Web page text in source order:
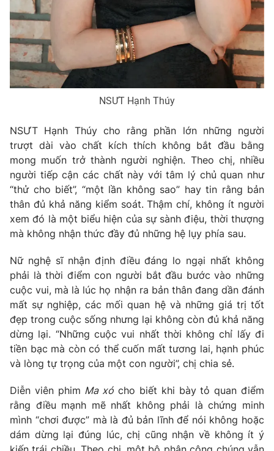
NSƯT Hạnh Thúy
NSƯT Hạnh Thúy cho rằng phần lớn những người
trượt dài vào chất kích thích không bắt đầu bằng
mong muốn trở thành người nghiện. Theo chị, nhiều
người tiếp cận các chất này với tâm lý chủ quan như
“thử cho biết”, “một lần không sao” hay tin rằng bản
thân đủ khả năng kiểm soát. Thậm chí, không ít người
xem đó là một biểu hiện của sự sành điệu, thời thượng
mà không nhận thức đầy đủ những hệ lụy phía sau.
Nữ nghệ sĩ nhận định điều đáng lo ngại nhất không
phải là thời điểm con người bắt đầu bước vào những
cuộc vui, mà là lúc họ nhận ra bản thân đang dần đánh
mất sự nghiệp, các mối quan hệ và những giá trị tốt
đẹp trong cuộc sống nhưng lại không còn đủ khả năng
dừng lại. “Những cuộc vui nhất thời không chỉ lấy đi
tiền bạc mà còn có thể cuốn mất tương lai, hạnh phúc
và lòng tự trọng của một con người”, chị chia sẻ.
Diễn viên phim Ma xó cho biết khi bày tỏ quan điểm
rằng điều mạnh mẽ nhất không phải là chứng minh
mình “chơi được” mà là đủ bản lĩnh để nói không hoặc
dám dừng lại đúng lúc, chị cũng nhận về không ít ý